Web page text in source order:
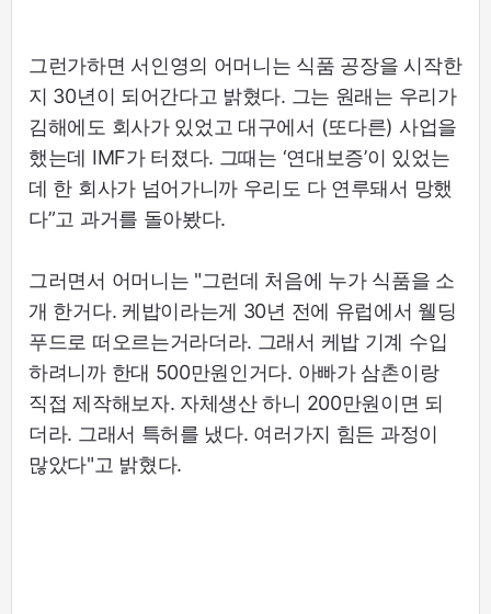
그런가하면 서인영의 어머니는 식품 공장을 시작한
지 30년이 되어간다고 밝혔다. 그는 원래는 우리가
김해에도 회사가 있었고 대구에서 (또다른) 사업을
했는데 IMF가 터졌다. 그때는 ‘연대보증’이 있었는
데 한 회사가 넘어가니까 우리도 다 연루돼서 망했
다”고 과거를 돌아봤다.
그러면서 어머니는 "그런데 처음에 누가 식품을 소
개 한거다. 케밥이라는게 30년 전에 유럽에서 웰딩
푸드로 떠오르는거라더라. 그래서 케밥 기계 수입
하려니까 한대 500만원인거다. 아빠가 삼촌이랑
직접 제작해보자. 자체생산 하니 200만원이면 되
더라. 그래서 특허를 냈다. 여러가지 힘든 과정이
많았다"고 밝혔다.